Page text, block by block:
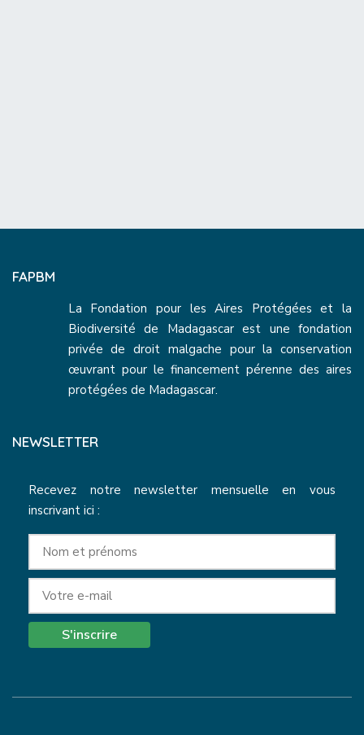
FAPBM
La Fondation pour les Aires Protégées et la
Biodiversité de Madagascar est une fondation
privée de droit malgache pour la conservation
œuvrant pour le financement pérenne des aires
protégées de Madagascar.
NEWSLETTER
Recevez notre newsletter mensuelle en vous
inscrivant ici :
S'inscrire